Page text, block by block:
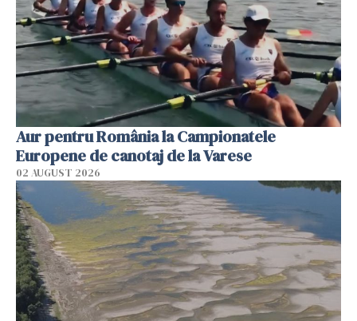
Aur pentru România la Campionatele
Europene de canotaj de la Varese
02 AUGUST 2026